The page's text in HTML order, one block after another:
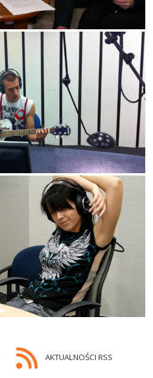
AKTUALNOŚCI RSS